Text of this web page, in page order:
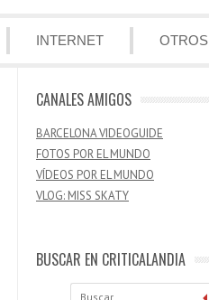
INTERNET OTROS
CANALES AMIGOS
BARCELONA VIDEOGUIDE
FOTOS POR EL MUNDO
VÍDEOS POR EL MUNDO
VLOG: MISS SKATY
BUSCAR EN CRITICALANDIA
Buscar